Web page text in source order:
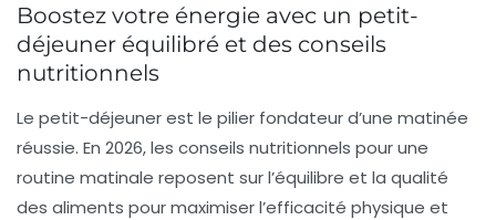
Boostez votre énergie avec un petit-
déjeuner équilibré et des conseils
nutritionnels
Le petit-déjeuner est le pilier fondateur d’une matinée
réussie. En 2026, les conseils nutritionnels pour une
routine matinale reposent sur l’équilibre et la qualité
des aliments pour maximiser l’efficacité physique et